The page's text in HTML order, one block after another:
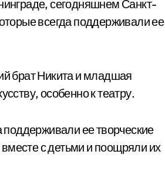
сегодняшнем Санкт-
всегда поддерживали ее
брат Никита и младшая
особенно к театру.
поддерживали ее творческие
с детьми и поощряли их